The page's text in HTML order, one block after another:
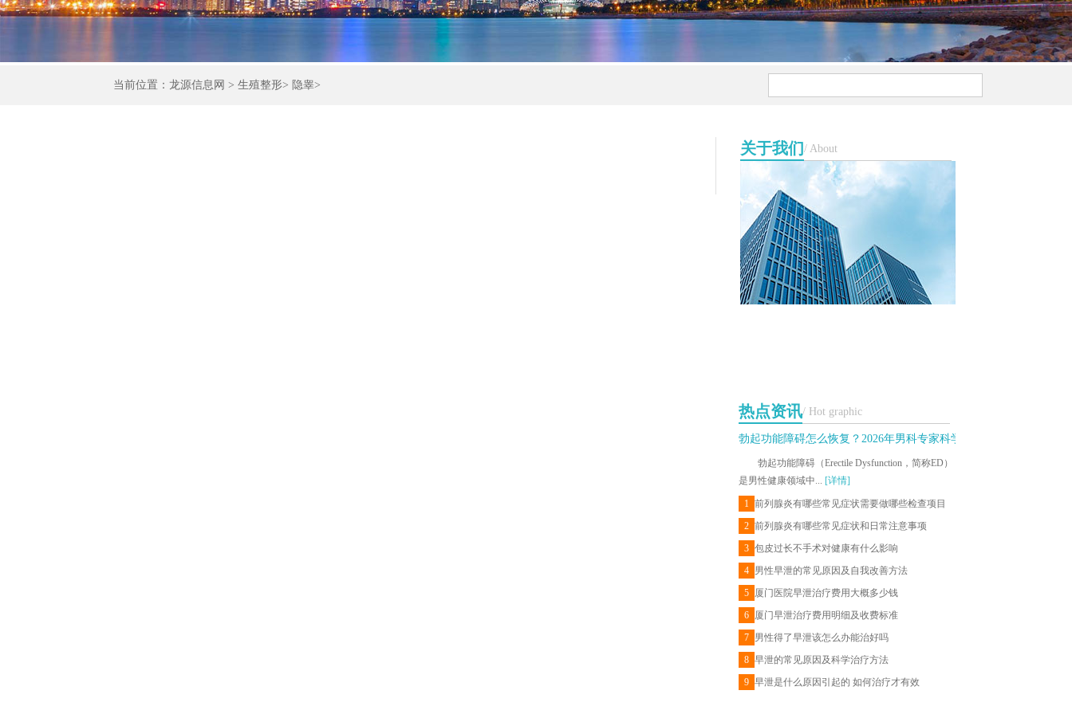
当前位置： 龙源信息网 > 生殖整形> 隐睾>
关于我们/ About
热点资讯/ Hot graphic
勃起功能障碍怎么恢复？2026年男科专家科学治疗与日常调理建议
勃起功能障碍（Erectile Dysfunction，简称ED）
是男性健康领域中...
[详情]
1
前列腺炎有哪些常见症状需要做哪些检查项目
2 前列腺炎有哪些常见症状和日常注意事项
3 包皮过长不手术对健康有什么影响
4 男性早泄的常见原因及自我改善方法
5 厦门医院早泄治疗费用大概多少钱
6 厦门早泄治疗费用明细及收费标准
7 男性得了早泄该怎么办能治好吗
8 早泄的常见原因及科学治疗方法
9 早泄是什么原因引起的 如何治疗才有效